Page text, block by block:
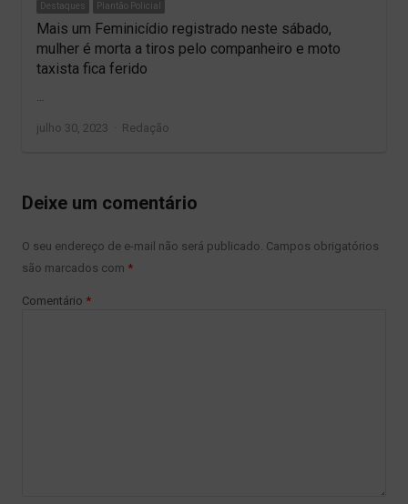
Destaques Plantão Policial
Mais um Feminicídio registrado neste sábado,
mulher é morta a tiros pelo companheiro e moto
taxista fica ferido
…
julho 30, 2023 Author
Redação
Deixe um comentário
O seu endereço de e-mail não será publicado. Campos obrigatórios
são marcados com *
Comentário *